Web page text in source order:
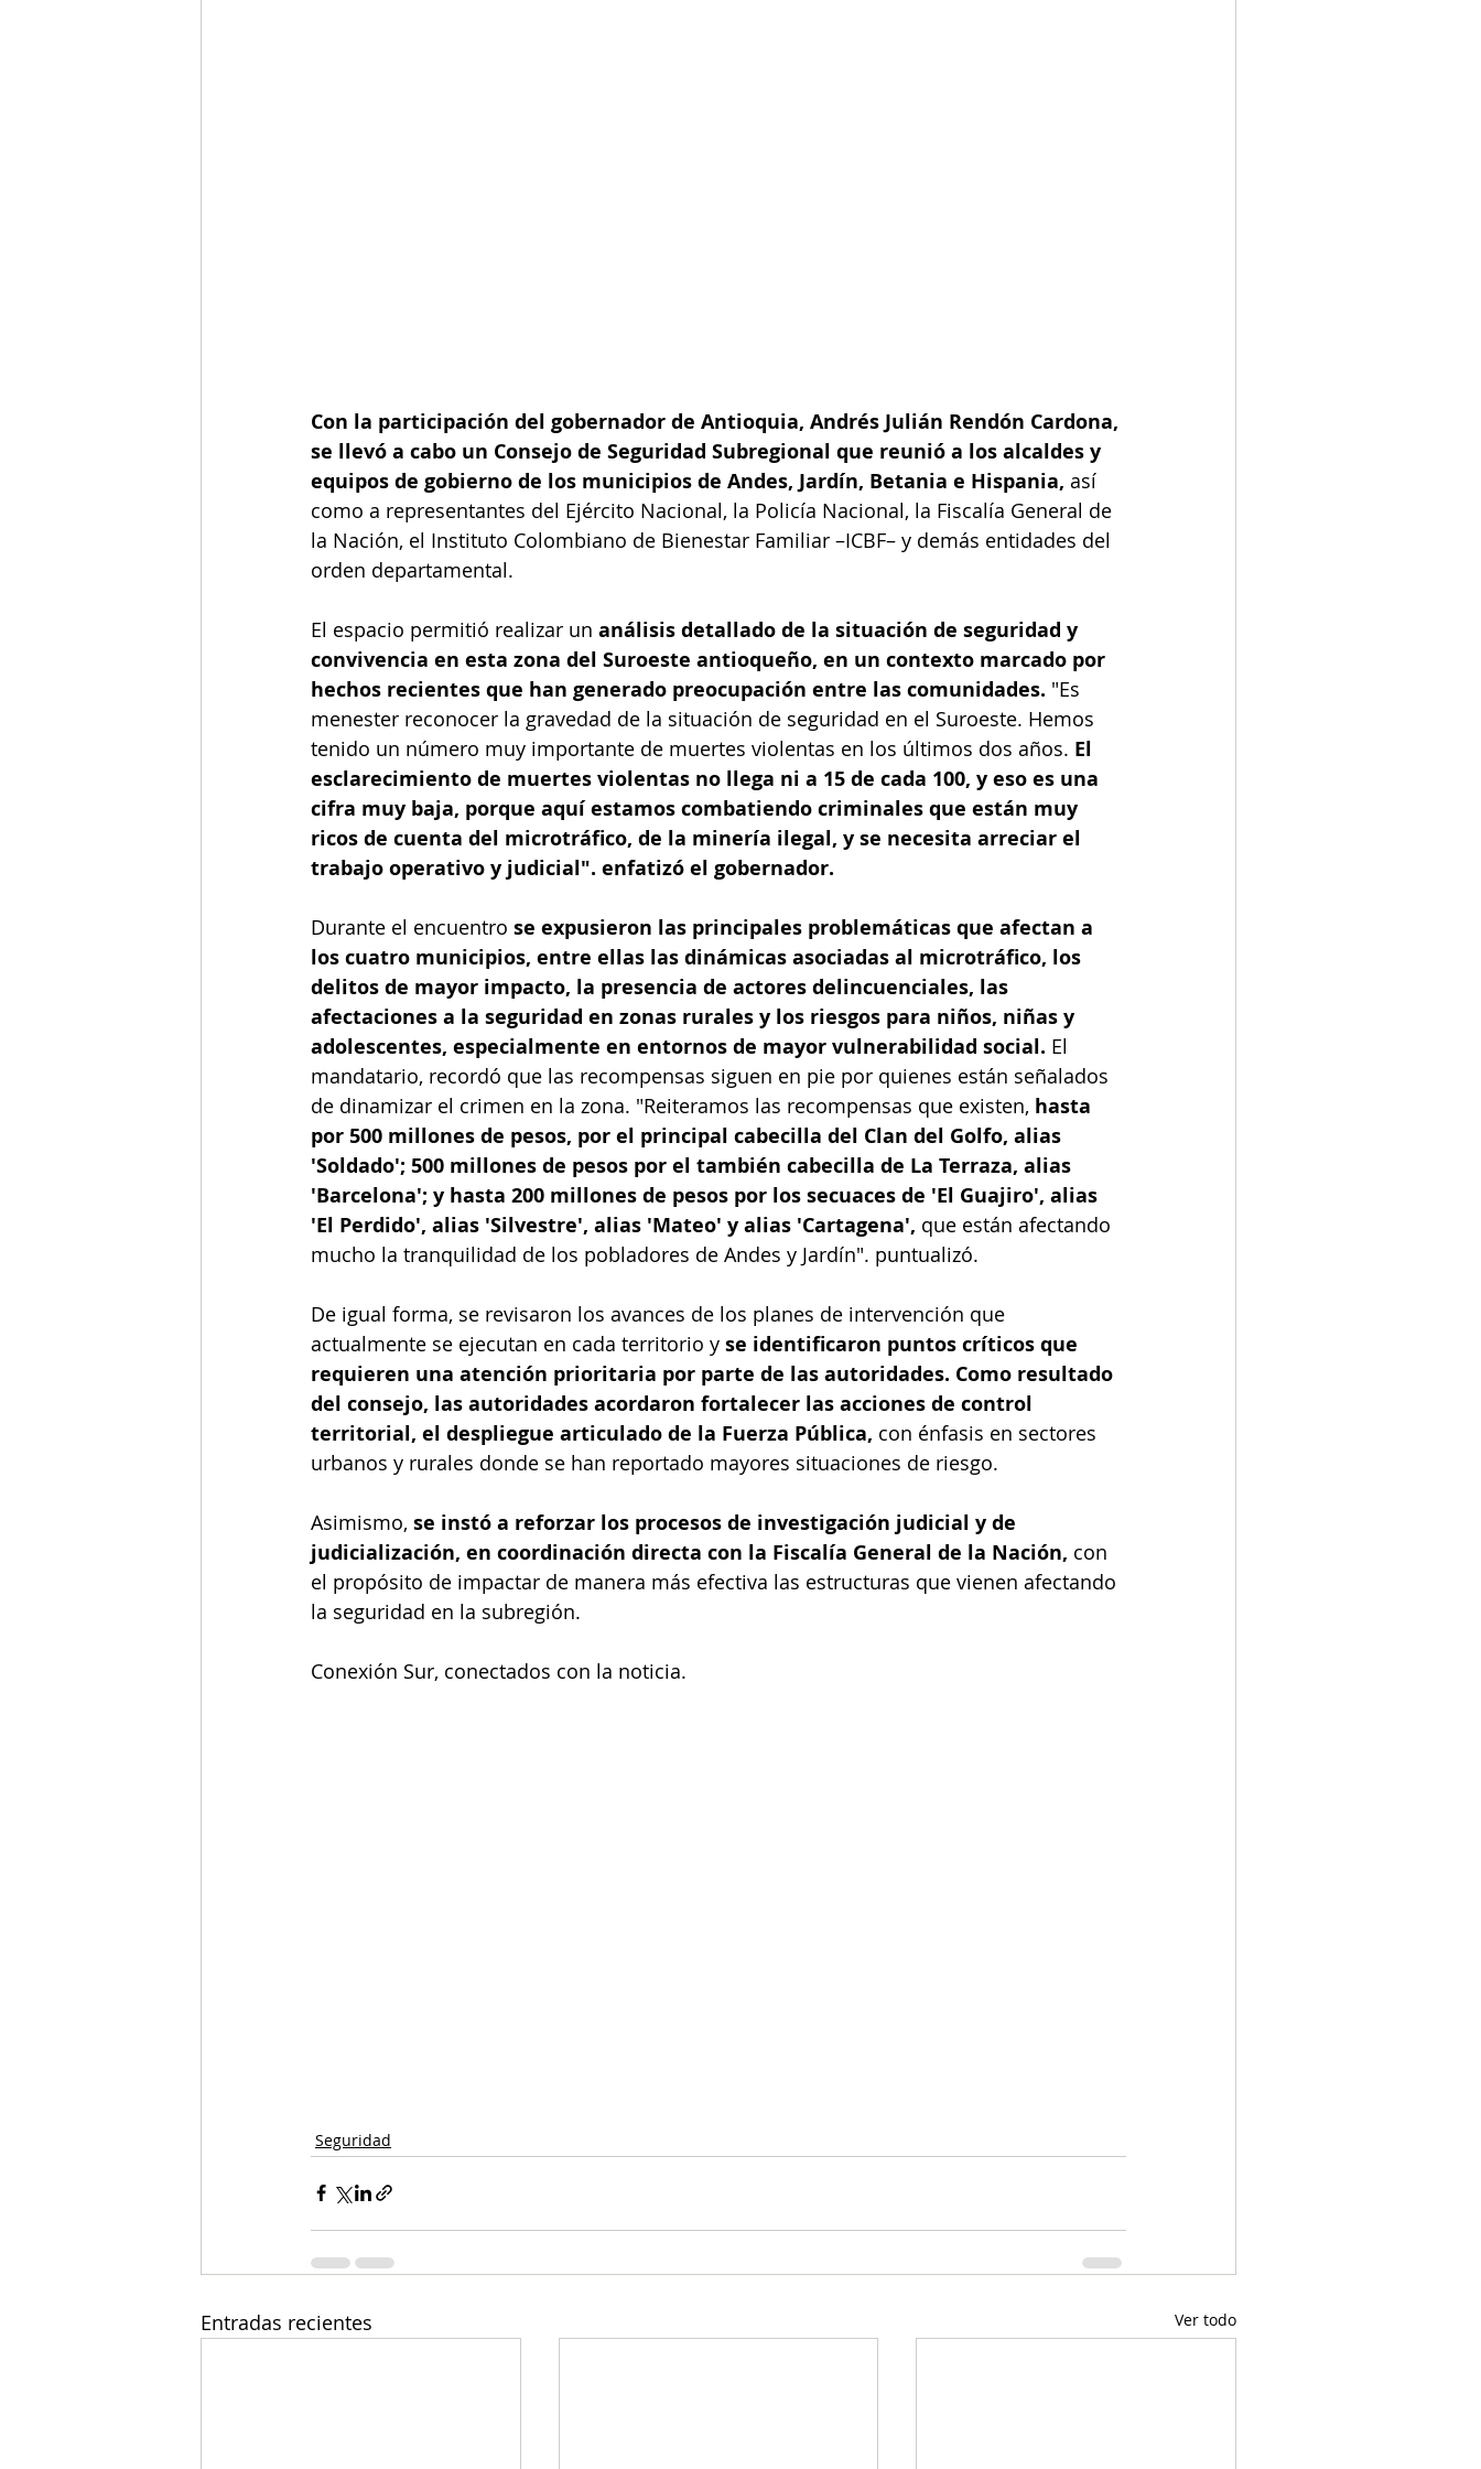
Con la participación del gobernador de Antioquia, Andrés Julián Rendón Cardona,
se llevó a cabo un Consejo de Seguridad Subregional que reunió a los alcaldes y
equipos de gobierno de los municipios de Andes, Jardín, Betania e Hispania, así
como a representantes del Ejército Nacional, la Policía Nacional, la Fiscalía General de
la Nación, el Instituto Colombiano de Bienestar Familiar –ICBF– y demás entidades del
orden departamental.
El espacio permitió realizar un análisis detallado de la situación de seguridad y
convivencia en esta zona del Suroeste antioqueño, en un contexto marcado por
hechos recientes que han generado preocupación entre las comunidades. "Es
menester reconocer la gravedad de la situación de seguridad en el Suroeste. Hemos
tenido un número muy importante de muertes violentas en los últimos dos años. El
esclarecimiento de muertes violentas no llega ni a 15 de cada 100, y eso es una
cifra muy baja, porque aquí estamos combatiendo criminales que están muy
ricos de cuenta del microtráfico, de la minería ilegal, y se necesita arreciar el
trabajo operativo y judicial". enfatizó el gobernador.
Durante el encuentro se expusieron las principales problemáticas que afectan a
los cuatro municipios, entre ellas las dinámicas asociadas al microtráfico, los
delitos de mayor impacto, la presencia de actores delincuenciales, las
afectaciones a la seguridad en zonas rurales y los riesgos para niños, niñas y
adolescentes, especialmente en entornos de mayor vulnerabilidad social. El
mandatario, recordó que las recompensas siguen en pie por quienes están señalados
de dinamizar el crimen en la zona. "Reiteramos las recompensas que existen, hasta
por 500 millones de pesos, por el principal cabecilla del Clan del Golfo, alias
'Soldado'; 500 millones de pesos por el también cabecilla de La Terraza, alias
'Barcelona'; y hasta 200 millones de pesos por los secuaces de 'El Guajiro', alias
'El Perdido', alias 'Silvestre', alias 'Mateo' y alias 'Cartagena', que están afectando
mucho la tranquilidad de los pobladores de Andes y Jardín". puntualizó.
De igual forma, se revisaron los avances de los planes de intervención que
actualmente se ejecutan en cada territorio y se identificaron puntos críticos que
requieren una atención prioritaria por parte de las autoridades. Como resultado
del consejo, las autoridades acordaron fortalecer las acciones de control
territorial, el despliegue articulado de la Fuerza Pública, con énfasis en sectores
urbanos y rurales donde se han reportado mayores situaciones de riesgo.
Asimismo, se instó a reforzar los procesos de investigación judicial y de
judicialización, en coordinación directa con la Fiscalía General de la Nación, con
el propósito de impactar de manera más efectiva las estructuras que vienen afectando
la seguridad en la subregión.
Conexión Sur, conectados con la noticia.
Seguridad
Entradas recientes Ver todo